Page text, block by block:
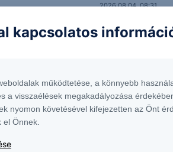
2026.08.04. 08:31
2026.08.03. 10:43
2026.07.30. 10:36
2026.07.30. 08:19
kapcsolatos
működtetése, a könnyebb
a visszaélések megakadályozása
nyomon követésével kifejezetten az Önt
Önnek.